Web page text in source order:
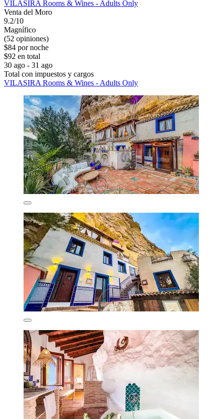
VILASIRA Rooms & Wines - Adults Only
Venta del Moro
9.2/10
Magnífico
(52 opiniones)
$84 por noche
$92 en total
30 ago - 31 ago
Total con impuestos y cargos
VILASIRA Rooms & Wines - Adults Only